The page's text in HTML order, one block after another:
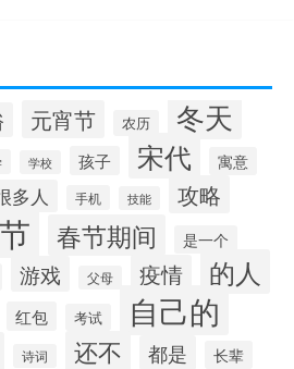
元宵节 农历 冬天
学校 孩子 宋代 寓意
多人 手机 技能 攻略
春节期间 是一个
游戏 父母 疫情 的人
红包 考试 自己的
诗词 还不 都是 长辈